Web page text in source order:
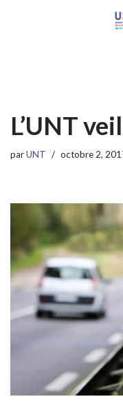
L’UNT
parUNT octobre 2,